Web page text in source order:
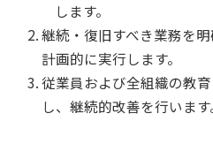
します。
継続・復旧すべき業務を
計画的に実行します。
従業員および全組織の教
し、継続的改善を行います